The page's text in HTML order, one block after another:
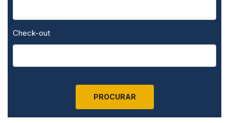
Check-out